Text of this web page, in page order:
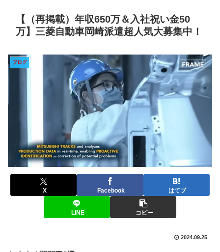
【（再掲載）年収650万＆入社祝い金50
万】三菱自動車岡崎派遣超人気大募集中！
ブログ
X Facebook はてブ
LINE コピー
2024.09.25